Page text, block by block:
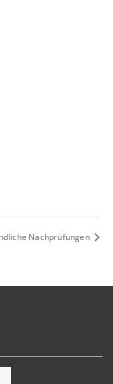
Nachprüfungen